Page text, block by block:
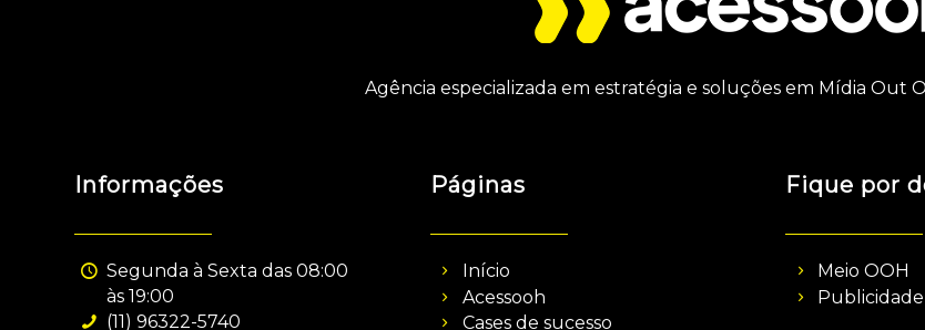
Agência especializada em estratégia e soluções em Mídia Out
Informações
Segunda à Sexta das 08:00
às 19:00
(11) 96322-5740
Páginas
Início
Acessooh
Cases de sucesso
Fique por
Meio OOH
Publicidade